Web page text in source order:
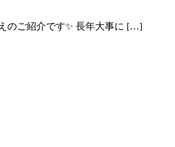
のご紹介です✨ 長年大事に […]